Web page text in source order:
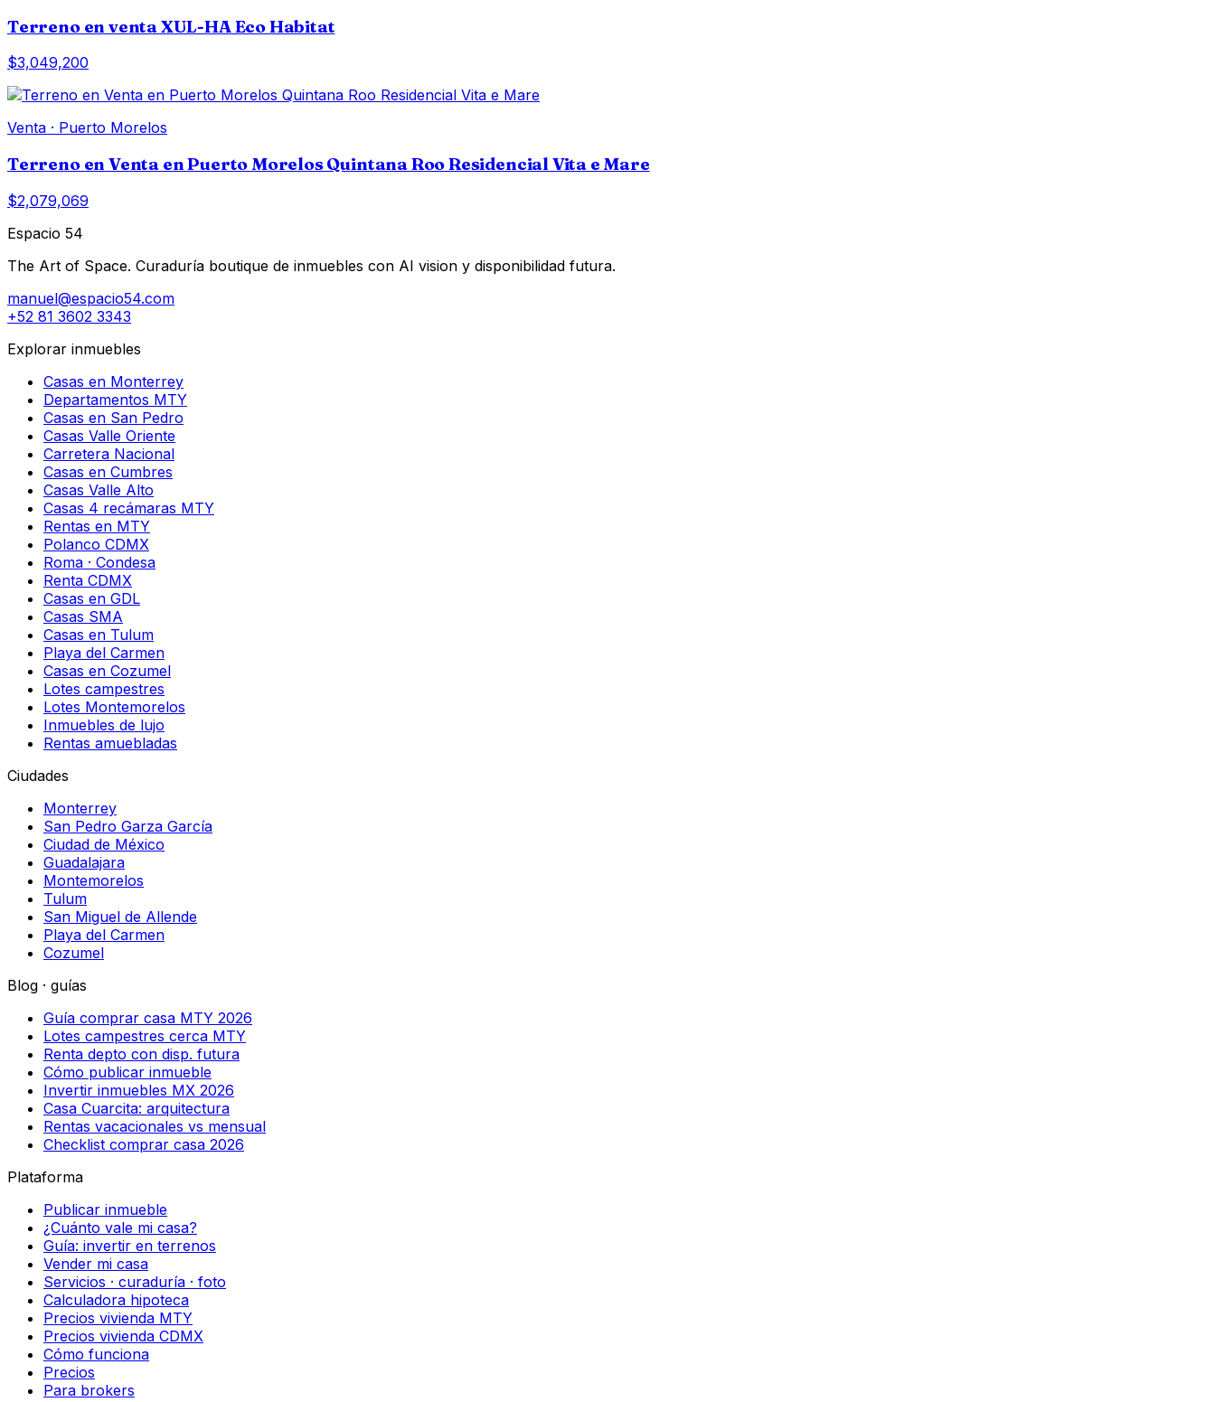
Terreno en venta XUL-HA Eco Habitat
$3,049,200
Venta · Puerto Morelos
Terreno en Venta en Puerto Morelos Quintana Roo Residencial Vita e Mare
$2,079,069
Espacio 54
The Art of Space. Curaduría boutique de inmuebles con AI vision y disponibilidad futura.
manuel@espacio54.com
+52 81 3602 3343
Explorar inmuebles
Casas en Monterrey
Departamentos MTY
Casas en San Pedro
Casas Valle Oriente
Carretera Nacional
Casas en Cumbres
Casas Valle Alto
Casas 4 recámaras MTY
Rentas en MTY
Polanco CDMX
Roma · Condesa
Renta CDMX
Casas en GDL
Casas SMA
Casas en Tulum
Playa del Carmen
Casas en Cozumel
Lotes campestres
Lotes Montemorelos
Inmuebles de lujo
Rentas amuebladas
Ciudades
Monterrey
San Pedro Garza García
Ciudad de México
Guadalajara
Montemorelos
Tulum
San Miguel de Allende
Playa del Carmen
Cozumel
Blog · guías
Guía comprar casa MTY 2026
Lotes campestres cerca MTY
Renta depto con disp. futura
Cómo publicar inmueble
Invertir inmuebles MX 2026
Casa Cuarcita: arquitectura
Rentas vacacionales vs mensual
Checklist comprar casa 2026
Plataforma
Publicar inmueble
¿Cuánto vale mi casa?
Guía: invertir en terrenos
Vender mi casa
Servicios · curaduría · foto
Calculadora hipoteca
Precios vivienda MTY
Precios vivienda CDMX
Cómo funciona
Precios
Para brokers